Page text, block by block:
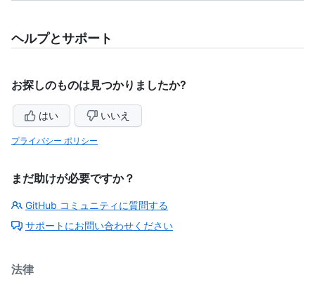
ヘルプとサポート
お探しのものは見つかりましたか?
はい いいえ
プライバシー ポリシー
まだ助けが必要ですか？
GitHub コミュニティに質問する
サポートにお問い合わせください
法律